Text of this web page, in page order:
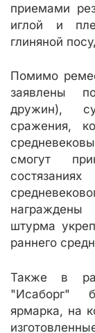
приемами
иглой и
глиняной
Помимо
заявлены
дружин),
сражения,
смогут
штурма
раннего
Также в
"Исаборг"
ярмарка, на